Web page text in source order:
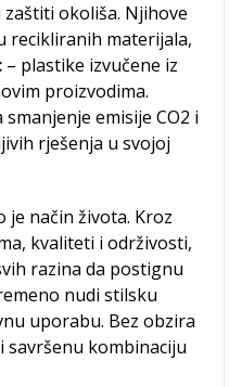
okoliša. Njihove
recikliranih materijala,
– plastike izvučene iz
proizvodima.
emisije CO2 i
rješenja u svojoj
je način života. Kroz
kvaliteti i održivosti,
razina da postignu
nudi stilsku
uporabu. Bez obzira
savršenu kombinaciju